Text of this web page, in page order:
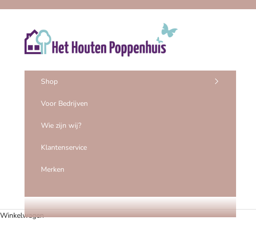
Het Houten Poppenhuis
Shop
Voor Bedrijven
Wie zijn wij?
Klantenservice
Merken
Winkelwagen